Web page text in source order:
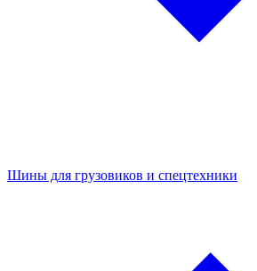
Шины для грузовиков и спецтехники